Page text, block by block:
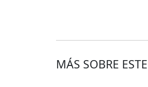
MÁS SOBRE